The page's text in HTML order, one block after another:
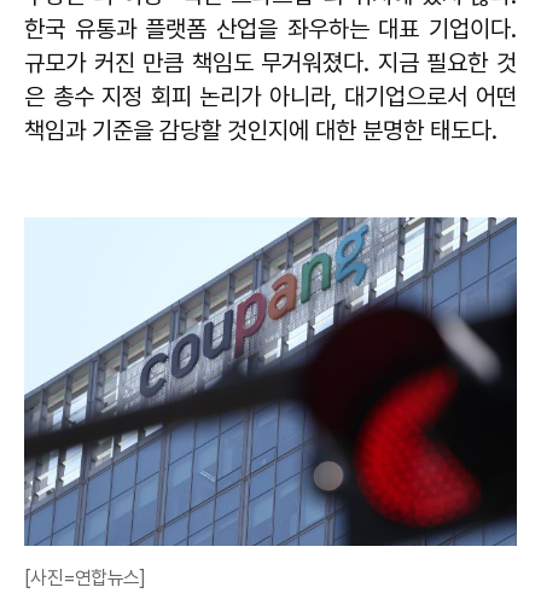
한국 유통과 플랫폼 산업을 좌우하는 대표 기업이다.
규모가 커진 만큼 책임도 무거워졌다. 지금 필요한 것
은 총수 지정 회피 논리가 아니라, 대기업으로서 어떤
책임과 기준을 감당할 것인지에 대한 분명한 태도다.
[사진=연합뉴스]